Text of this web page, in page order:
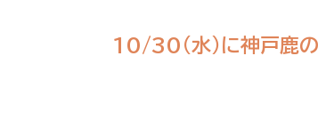
10/30(水)に神戸鹿の